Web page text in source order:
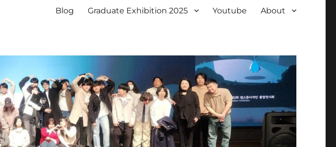
Blog Graduate Exhibition 2025 Youtube About